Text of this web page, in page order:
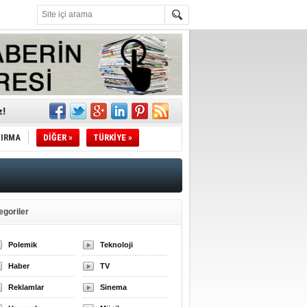
DİĞER » TÜRKİYE »
Polemik Teknoloji
Haber TV
Reklamlar Sinema